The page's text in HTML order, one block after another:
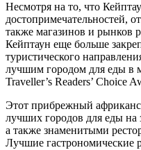
Несмотря на то, что
достопримечательностей,
также магазинов и рынков
Кейптаун еще больше
туристического
лучшим городом для еды в
Traveller’s Readers’ Choice
Этот прибрежный
лучших городов для еды на
а также знаменитыми
Лучшие гастрономические